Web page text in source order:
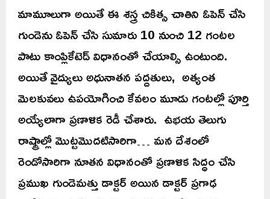
మామూలుగా అయితే ఈ శస్త్ర చికిత్స చాతిని ఓపెన్ చేసి
గుండెను ఓపెన్ చేసి సుమారు 10 నుంచి 12 గంటల
పాటు కాంప్లికేటెడ్ విధానంతో చేయాల్సి ఉంటుంది.
అయితే వైద్యులు అధునాతన పద్దతులు, అత్యంత
మెలకువలు ఉపయోగించి కేవలం మూడు గంటల్లో పూర్తి
అయ్యేలాగా ప్రణాళిక రెడీ చేశారు. ఉభయ తెలుగు
రాష్ట్రాల్లో మొట్టమొదటిసారిగా… మన దేశంలో
రెండోసారిగా నూతన విధానంతో ప్రణాళిక సిద్ధం చేసి
ప్రముఖ గుండెమత్తు డాక్టర్ అయిన డాక్టర్ ప్రగాఢ